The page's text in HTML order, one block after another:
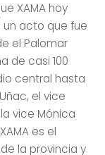
XAMA hoy
un acto que fue
el Palomar
de casi 100
central hasta
el vice
vice Mónica
es el
la provincia y